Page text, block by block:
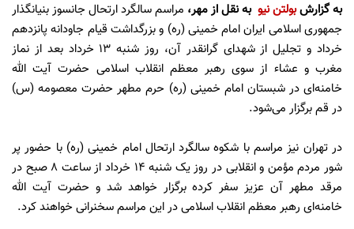
به گزارشبولتن نیو به نقل از مهر، مراسم سالگرد ارتحال جانسوز بنیانگذار
جمهوری اسلامی ایران امام خمینی (ره) و بزرگداشت قیام جاودانه پانزدهم
خرداد و تجلیل از شهدای گرانقدر آن، روز شنبه ۱۳ خرداد بعد از نماز
مغرب و عشاء از سوی رهبر معظم انقلاب اسلامی حضرت آیت الله
خامنه‌ای در شبستان امام خمینی (ره) حرم مطهر حضرت معصومه (س)
در قم برگزار می‌شود.
در تهران نیز مراسم با شکوه سالگرد ارتحال امام خمینی (ره) با حضور پر
شور مردم مؤمن و انقلابی در روز یک شنبه ۱۴ خرداد از ساعت ۸ صبح در
مرقد مطهر آن عزیز سفر کرده برگزار خواهد شد و حضرت آیت الله
خامنه‌ای رهبر معظم انقلاب اسلامی در این مراسم سخنرانی خواهند کرد.